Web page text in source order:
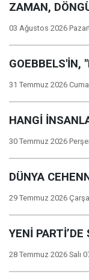
ZAMAN,
03 Ağustos 2026
GOEBBELS'İN,
31 Temmuz 2026
HANGİ
30 Temmuz 2026
DÜNYA
29 Temmuz 2026
YENİ PARTİ’DE
28 Temmuz 2026 Salı